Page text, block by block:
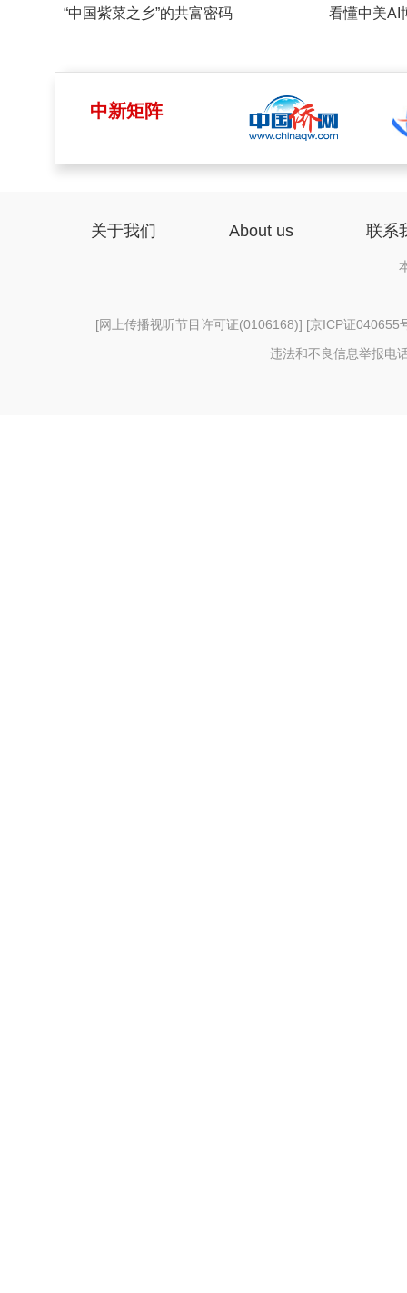
“中国紫菜之乡”的共富密码 看懂中美AI
中新矩阵
关于我们 About us 联系
[网上传播视听节目许可证(0106168)] [京ICP证040655
违法和不良信息举报电